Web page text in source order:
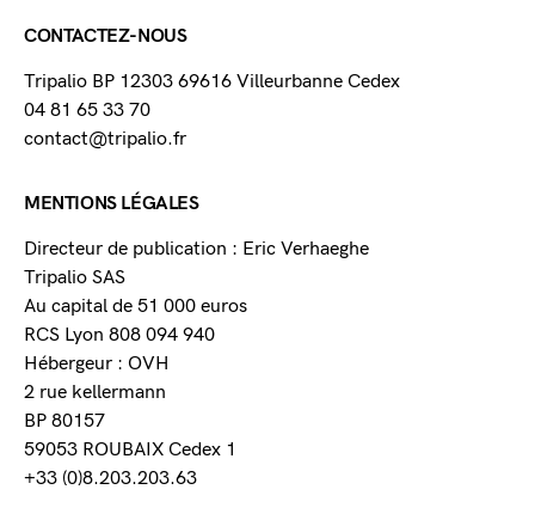
CONTACTEZ-NOUS
Tripalio BP 12303 69616 Villeurbanne Cedex
04 81 65 33 70
contact@tripalio.fr
MENTIONS LÉGALES
Directeur de publication : Eric Verhaeghe
Tripalio SAS
Au capital de 51 000 euros
RCS Lyon 808 094 940
Hébergeur : OVH
2 rue kellermann
BP 80157
59053 ROUBAIX Cedex 1
+33 (0)8.203.203.63